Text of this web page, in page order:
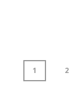
1 2